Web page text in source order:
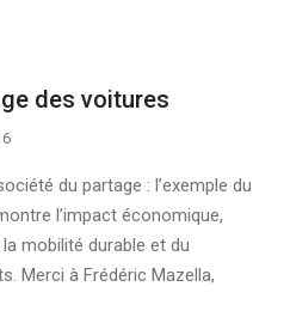
des voitures
du partage : l’exemple du
l’impact économique,
mobilité durable et du
Merci à Frédéric Mazella,